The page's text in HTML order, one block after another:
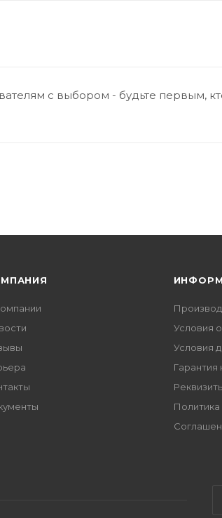
с выбором - будьте первым,
Условия
Условия
Гарантия
Политика